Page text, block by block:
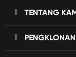
TENTANG